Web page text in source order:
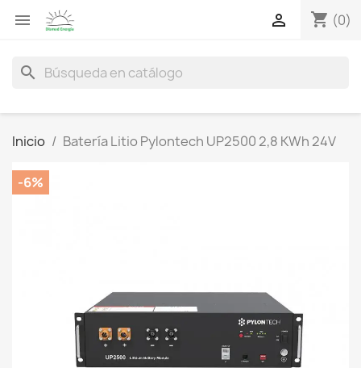
 shopping_cart (0)

search
Inicio Batería Litio Pylontech UP2500 2,8 KWh 24V
-6%